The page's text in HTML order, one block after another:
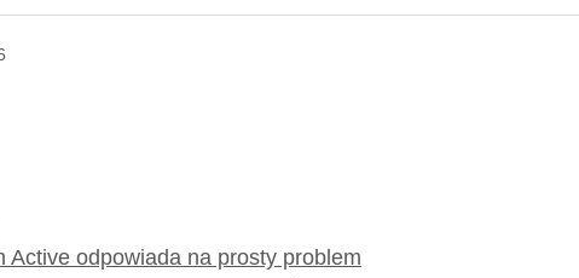
Active odpowiada na prosty problem